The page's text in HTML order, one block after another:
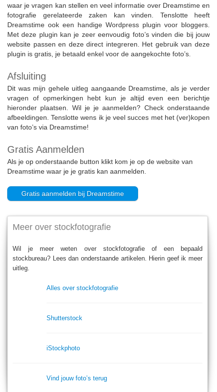
waar je vragen kan stellen en veel informatie over Dreamstime en
fotografie gerelateerde zaken kan vinden. Tenslotte heeft
Dreamstime ook een handige Wordpress plugin voor bloggers.
Met deze plugin kan je zeer eenvoudig foto’s vinden die bij jouw
website passen en deze direct integreren. Het gebruik van deze
plugin is gratis, je betaald enkel voor de aangekochte foto’s.
Afsluiting
Dit was mijn gehele uitleg aangaande Dreamstime, als je verder
vragen of opmerkingen hebt kun je altijd even een berichtje
hieronder plaatsen. Wil je je aanmelden? Check onderstaande
afbeeldingen. Tenslotte wens ik je veel succes met het (ver)kopen
van foto’s via Dreamstime!
Gratis Aanmelden
Als je op onderstaande button klikt kom je op de website van
Dreamstime waar je je gratis kan aanmelden.
Gratis aanmelden bij Dreamstime
Meer over stockfotografie
Wil je meer weten over stockfotografie of een bepaald
stockbureau? Lees dan onderstaande artikelen. Hierin geef ik meer
uitleg.
Alles over stockfotografie
Shutterstock
iStockphoto
Vind jouw foto’s terug